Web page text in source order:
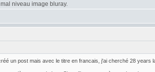
niveau image bluray.
un post mais avec le titre en francais, j'ai cherché 28 years